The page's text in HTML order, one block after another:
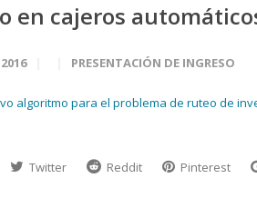
en cajeros
PRESENTACIÓN DE INGRESO
algoritmo para el problema de ruteo de
Twitter Reddit Pinterest